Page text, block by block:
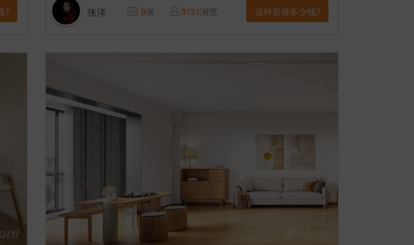
? 张洋 8张 3121浏览 这样装修多少钱?